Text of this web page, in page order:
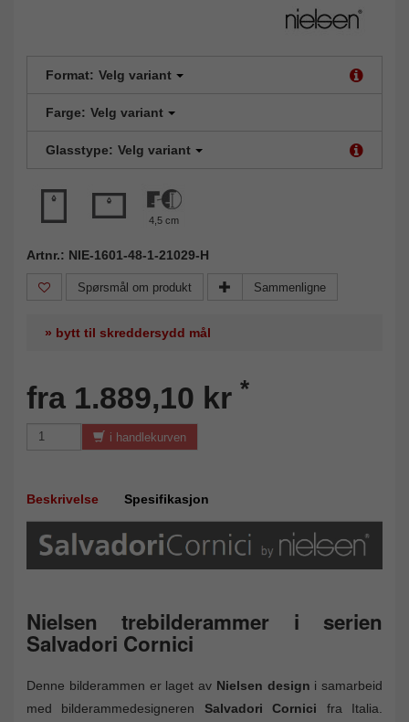
Format: Velg variant
Farge: Velg variant
Glasstype: Velg variant
4,5 cm
Artnr.: NIE-1601-48-1-21029-H
Spørsmål om produkt Sammenligne
» bytt til skreddersydd mål
fra 1.889,10 kr *
i handlekurven
Beskrivelse Spesifikasjon
Nielsen trebilderammer i serien
Salvadori Cornici
Denne bilderammen er laget av Nielsen design i samarbeid
med bilderammedesigneren Salvadori Cornici fra Italia.